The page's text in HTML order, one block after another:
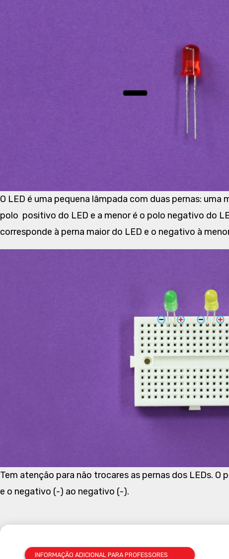
O LED é uma pequena lâmpada com duas pernas: uma
polo positivo do LED e a menor é o polo negativo do
corresponde à perna maior do LED e o negativo à
Tem atenção para não trocares as pernas dos LEDs.
e o negativo (-) ao negativo (-).
INFORMAÇÃO ADICIONAL PARA PROFESSORES